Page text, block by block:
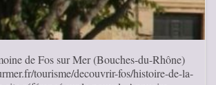
de Fos sur Mer (Bouches-du-Rhône)
tourisme/decouvrir-fos/histoire-de-la-